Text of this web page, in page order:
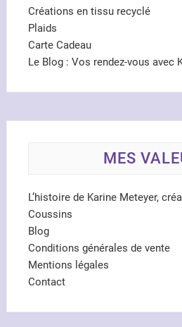
Créations en tissu recyclé
Plaids
Carte Cadeau
Le Blog : Vos rendez-vous avec
MES
L’histoire de Karine Meteyer,
Coussins
Blog
Conditions générales de vente
Mentions légales
Contact